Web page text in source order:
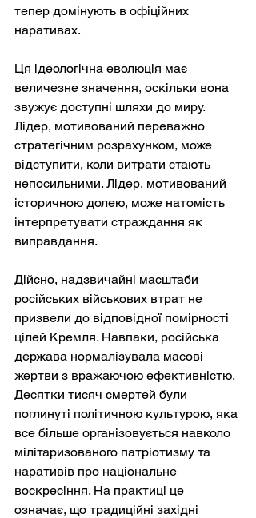
тепер домінують в офіційних
наративах.
Ця ідеологічна еволюція має
величезне значення, оскільки вона
звужує доступні шляхи до миру.
Лідер, мотивований переважно
стратегічним розрахунком, може
відступити, коли витрати стають
непосильними. Лідер, мотивований
історичною долею, може натомість
інтерпретувати страждання як
виправдання.
Дійсно, надзвичайні масштаби
російських військових втрат не
призвели до відповідної помірності
цілей Кремля. Навпаки, російська
держава нормалізувала масові
жертви з вражаючою ефективністю.
Десятки тисяч смертей були
поглинуті політичною культурою, яка
все більше організовується навколо
мілітаризованого патріотизму та
наративів про національне
воскресіння. На практиці це
означає, що традиційні західні